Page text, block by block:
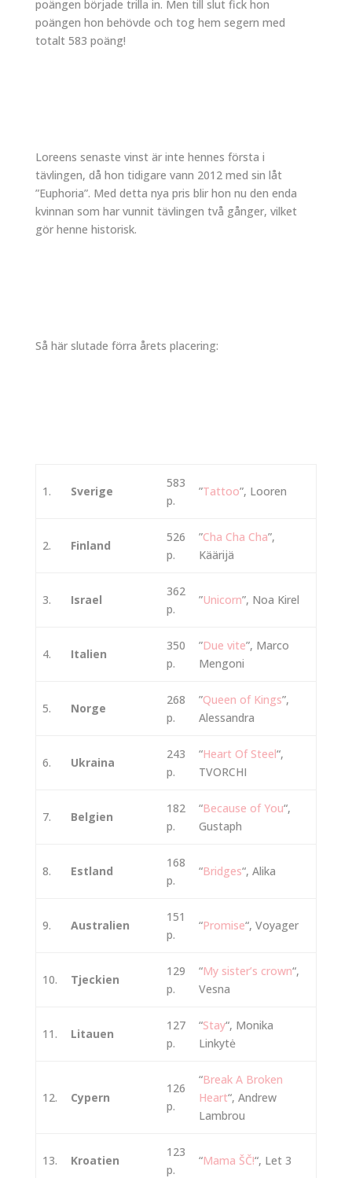
poängen började trilla in. Men till slut fick hon
poängen hon behövde och tog hem segern med
totalt 583 poäng!
Loreens senaste vinst är inte hennes första i
tävlingen, då hon tidigare vann 2012 med sin låt
”Euphoria”. Med detta nya pris blir hon nu den enda
kvinnan som har vunnit tävlingen två gånger, vilket
gör henne historisk.
Så här slutade förra årets placering:
1. Sverige
583
p.
”Tattoo”, Looren
2. Finland
526
p.
”Cha Cha Cha”,
Käärijä
3. Israel
362
p.
”Unicorn”, Noa Kirel
4. Italien
350
p.
”Due vite”, Marco
Mengoni
5. Norge
268
p.
”Queen of Kings”,
Alessandra
6. Ukraina
243
p.
“Heart Of Steel“,
TVORCHI
7. Belgien
182
p.
“Because of You“,
Gustaph
8. Estland
168
p.
“Bridges“, Alika
9. Australien
151
p.
“Promise“, Voyager
10. Tjeckien
129
p.
“My sister’s crown“,
Vesna
11. Litauen
127
p.
“Stay“, Monika
Linkytė
12. Cypern
126
p.
“Break A Broken
Heart“, Andrew
Lambrou
13. Kroatien
123
p.
“Mama ŠČ!“, Let 3